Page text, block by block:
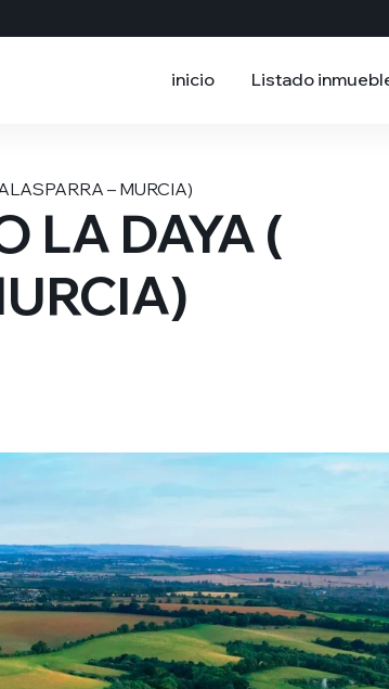
inicio Listado
– MURCIA)
LA DAYA (